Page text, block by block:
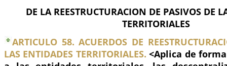
DE LA REESTRUCTURACION DE PASIVOS DE
TERRITORIALES
ARTICULO 58. ACUERDOS DE
LAS ENTIDADES TERRITORIALES. <Aplica de